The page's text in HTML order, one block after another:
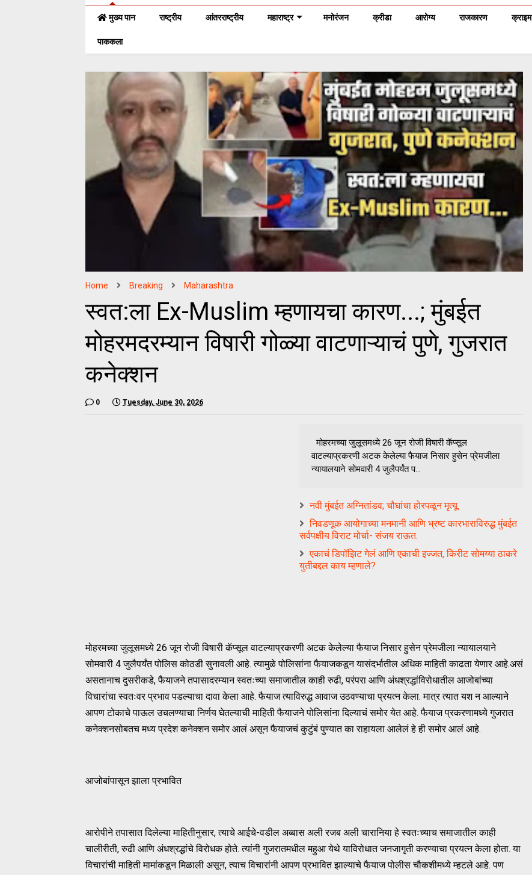
मुख्य पान राष्ट्रीय आंतरराष्ट्रीय महाराष्ट्र मनोरंजन क्रीडा आरोग्य राजकारण क्राइम
पाककला
Home Breaking Maharashtra
स्वत:ला Ex-Muslim म्हणायचा कारण...; मुंबईत
मोहरमदरम्यान विषारी गोळ्या वाटणाऱ्याचं पुणे, गुजरात
कनेक्शन
0 Tuesday, June 30, 2026
मोहरमच्या जुलूसमध्ये 26 जून रोजी विषारी कॅप्सूल
वाटल्याप्रकरणी अटक केलेल्या फैयाज निसार हुसेन प्रेमजीला
न्यायालयाने सोमवारी 4 जुलैपर्यंत प...
नवी मुंबईत अग्नितांडव; चौघांचा होरपळून मृत्यू.
निवडणूक आयोगाच्या मनमानी आणि भ्रष्ट कारभाराविरुद्ध मुंबईत
सर्वपक्षीय विराट मोर्चा- संजय राऊत.
एकाचं डिपॉझिट गेलं आणि एकाची इज्जत, किरीट सोमय्या ठाकरे
युतीबद्दल काय म्हणाले?
मोहरमच्या जुलूसमध्ये 26 जून रोजी विषारी कॅप्सूल वाटल्याप्रकरणी अटक केलेल्या फैयाज निसार हुसेन प्रेमजीला न्यायालयाने
सोमवारी 4 जुलैपर्यंत पोलिस कोठडी सुनावली आहे. त्यामुळे पोलिसांना फैयाजकडून यासंदर्भातील अधिक माहिती काढता येणार आहे.असं
असतानाच दुसरीकडे, फैयाजने तपासादरम्यान स्वतःच्या समाजातील काही रुढी, परंपरा आणि अंधश्रद्धांविरोधातील आजोबांच्या
विचारांचा स्वतःवर प्रभाव पडल्याचा दावा केला आहे. फैयाज त्याविरुद्ध आवाज उठवण्याचा प्रयत्न केला. मात्र त्यात यश न आल्याने
आपण टोकाचे पाऊल उचलण्याचा निर्णय घेतल्याची माहिती फैयाजने पोलिसांना दिल्याचं समोर येत आहे. फैयाज प्रकरणामध्ये गुजरात
कनेक्शनसोबतच मध्य प्रदेश कनेक्शन समोर आलं असून फैयाजचं कुटुंबं पुण्यात का राहायला आलेलं हे ही समोर आलं आहे.
आजोबांपासून झाला प्रभावित
आरोपीने तपासात दिलेल्या माहितीनुसार, त्याचे आईचे-वडील अब्बास अली रजब अली चारानिया हे स्वतःच्याच समाजातील काही
चालीरीती, रुढी आणि अंधश्रद्धांचे विरोधक होते. त्यांनी गुजरातमधील महुआ येथे याविरोधात जनजागृती करण्याचा प्रयत्न केला होता. या
विचारांची माहिती मामांकडून मिळाली असून, त्याच विचारांनी आपण प्रभावित झाल्याचे फैयाज पोलीस चौकशीमध्ये म्हटले आहे. पण